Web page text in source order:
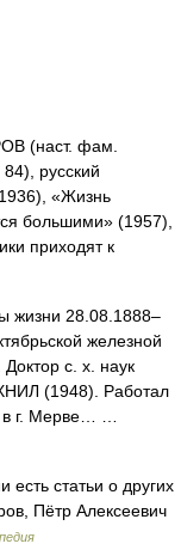
(наст. фам.
русский
«Жизнь
большими» (1957),
приходят к
жизни 28.08.1888–
железной
с. х. наук
(1948). Работал
в г. Мерве… …
статьи о других
Пётр Алексеевич